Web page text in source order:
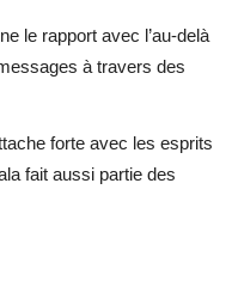
le rapport avec l’au-delà
à travers des
forte avec les esprits
fait aussi partie des